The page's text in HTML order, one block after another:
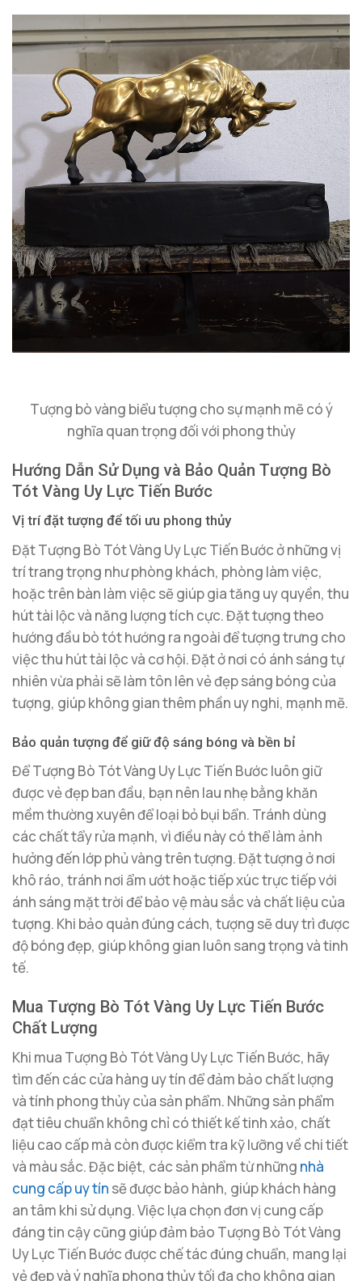
Tượng bò vàng biểu tượng cho sự mạnh mẽ có ý
nghĩa quan trọng đối với phong thủy
Hướng Dẫn Sử Dụng và Bảo Quản Tượng Bò
Tót Vàng Uy Lực Tiến Bước
Vị trí đặt tượng để tối ưu phong thủy
Đặt Tượng Bò Tót Vàng Uy Lực Tiến Bước ở những vị
trí trang trọng như phòng khách, phòng làm việc,
hoặc trên bàn làm việc sẽ giúp gia tăng uy quyền, thu
hút tài lộc và năng lượng tích cực. Đặt tượng theo
hướng đầu bò tót hướng ra ngoài để tượng trưng cho
việc thu hút tài lộc và cơ hội. Đặt ở nơi có ánh sáng tự
nhiên vừa phải sẽ làm tôn lên vẻ đẹp sáng bóng của
tượng, giúp không gian thêm phần uy nghi, mạnh mẽ.
Bảo quản tượng để giữ độ sáng bóng và bền bỉ
Để Tượng Bò Tót Vàng Uy Lực Tiến Bước luôn giữ
được vẻ đẹp ban đầu, bạn nên lau nhẹ bằng khăn
mềm thường xuyên để loại bỏ bụi bẩn. Tránh dùng
các chất tẩy rửa mạnh, vì điều này có thể làm ảnh
hưởng đến lớp phủ vàng trên tượng. Đặt tượng ở nơi
khô ráo, tránh nơi ẩm ướt hoặc tiếp xúc trực tiếp với
ánh sáng mặt trời để bảo vệ màu sắc và chất liệu của
tượng. Khi bảo quản đúng cách, tượng sẽ duy trì được
độ bóng đẹp, giúp không gian luôn sang trọng và tinh
tế.
Mua Tượng Bò Tót Vàng Uy Lực Tiến Bước
Chất Lượng
Khi mua Tượng Bò Tót Vàng Uy Lực Tiến Bước, hãy
tìm đến các cửa hàng uy tín để đảm bảo chất lượng
và tính phong thủy của sản phẩm. Những sản phẩm
đạt tiêu chuẩn không chỉ có thiết kế tinh xảo, chất
liệu cao cấp mà còn được kiểm tra kỹ lưỡng về chi tiết
và màu sắc. Đặc biệt, các sản phẩm từ những nhà
cung cấp uy tín sẽ được bảo hành, giúp khách hàng
an tâm khi sử dụng. Việc lựa chọn đơn vị cung cấp
đáng tin cậy cũng giúp đảm bảo Tượng Bò Tót Vàng
Uy Lực Tiến Bước được chế tác đúng chuẩn, mang lại
vẻ đẹp và ý nghĩa phong thủy tối đa cho không gian